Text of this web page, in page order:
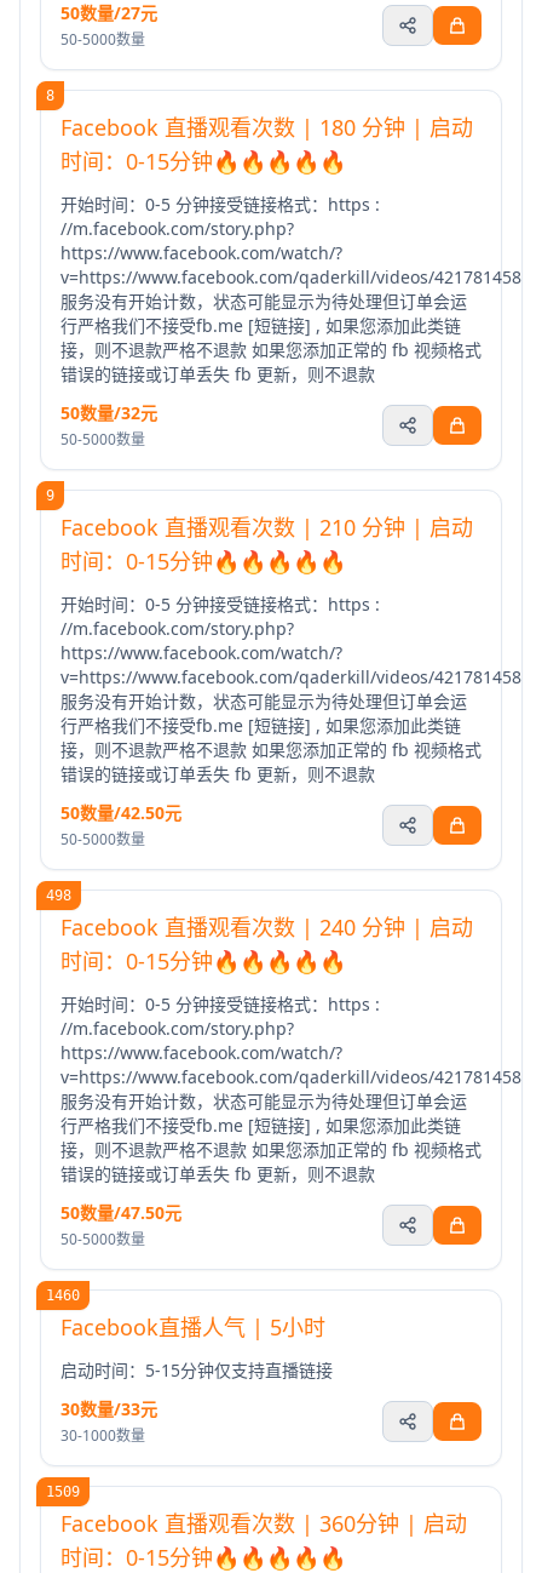
50数量/27元
50-5000数量
8
Facebook 直播观看次数 | 180 分钟 | 启动
时间：0-15分钟🔥🔥🔥🔥🔥
开始时间：0-5 分钟接受链接格式：https :
//m.facebook.com/story.php?
https://www.facebook.com/watch/?
v=https://www.facebook.com/qaderkill/videos/
服务没有开始计数，状态可能显示为待处理但订单会运
行严格我们不接受fb.me [短链接] , 如果您添加此类链
接，则不退款严格不退款 如果您添加正常的 fb 视频格式
错误的链接或订单丢失 fb 更新，则不退款
50数量/32元
50-5000数量
9
Facebook 直播观看次数 | 210 分钟 | 启动
时间：0-15分钟🔥🔥🔥🔥🔥
开始时间：0-5 分钟接受链接格式：https :
//m.facebook.com/story.php?
https://www.facebook.com/watch/?
v=https://www.facebook.com/qaderkill/videos/
服务没有开始计数，状态可能显示为待处理但订单会运
行严格我们不接受fb.me [短链接] , 如果您添加此类链
接，则不退款严格不退款 如果您添加正常的 fb 视频格式
错误的链接或订单丢失 fb 更新，则不退款
50数量/42.50元
50-5000数量
498
Facebook 直播观看次数 | 240 分钟 | 启动
时间：0-15分钟🔥🔥🔥🔥🔥
开始时间：0-5 分钟接受链接格式：https :
//m.facebook.com/story.php?
https://www.facebook.com/watch/?
v=https://www.facebook.com/qaderkill/videos/
服务没有开始计数，状态可能显示为待处理但订单会运
行严格我们不接受fb.me [短链接] , 如果您添加此类链
接，则不退款严格不退款 如果您添加正常的 fb 视频格式
错误的链接或订单丢失 fb 更新，则不退款
50数量/47.50元
50-5000数量
1460
Facebook直播人气 | 5小时
启动时间：5-15分钟仅支持直播链接
30数量/33元
30-1000数量
1509
Facebook 直播观看次数 | 360分钟 | 启动
时间：0-15分钟🔥🔥🔥🔥🔥